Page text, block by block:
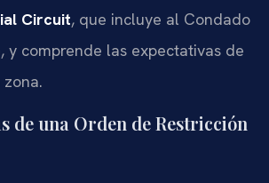
Circuit, que incluye al Condado
y comprende las expectativas de
de una Orden de Restricción